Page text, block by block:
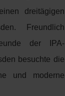
dreitägigen
Freundlich
der IPA-
besuchte die
und moderne